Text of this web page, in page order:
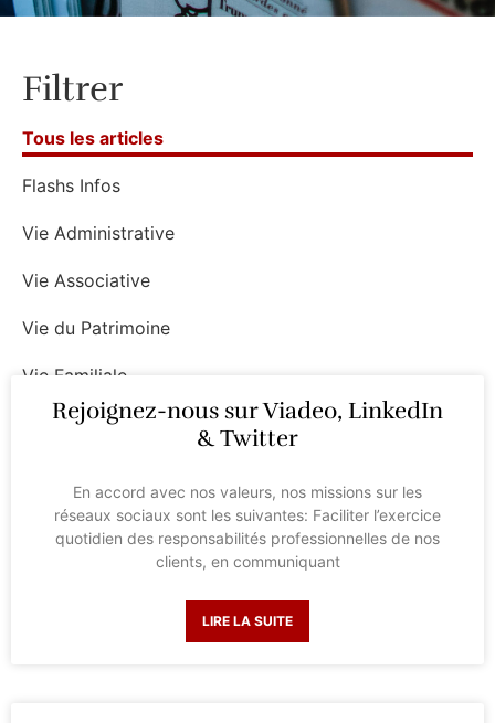
Filtrer
Tous les articles
Flashs Infos
Vie Administrative
Vie Associative
Vie du Patrimoine
Vie Familiale
Vie Professionnelle
Rejoignez-nous sur Viadeo, LinkedIn
& Twitter
En accord avec nos valeurs, nos missions sur les
réseaux sociaux sont les suivantes: Faciliter l’exercice
quotidien des responsabilités professionnelles de nos
clients, en communiquant
LIRE LA SUITE